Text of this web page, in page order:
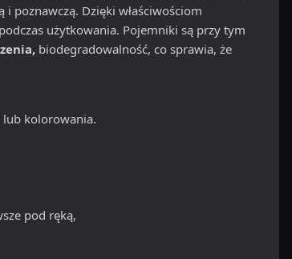
poznawczą. Dzięki właściwościom
podczas użytkowania. Pojemniki są przy tym
biodegradowalność, co sprawia, że
lub kolorowania.
pod ręką,